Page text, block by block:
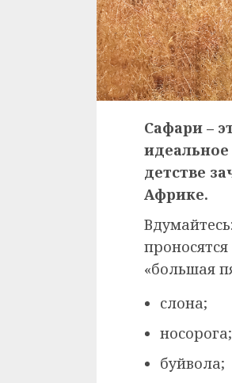
Сафари –
детстве
Африке.
«большая
слона;
носорога;
буйвола;